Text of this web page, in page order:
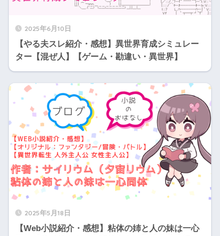
2025年6月10日
【やる夫スレ紹介・感想】異世界育成シミュレー
ター【混ぜ人】【ゲーム・勘違い・異世界】
2025年5月18日
【Web小説紹介・感想】粘体の姉と人の妹は一心